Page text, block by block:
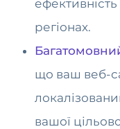
регіонах.
що ваш веб-
вашої